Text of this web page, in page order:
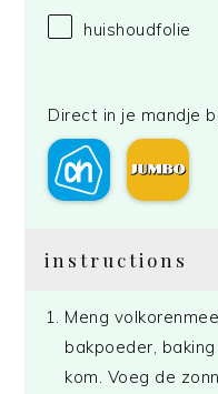
huishoudfolie
Direct in je mandje
instructions
Meng
bakpoeder,
kom. Voeg de